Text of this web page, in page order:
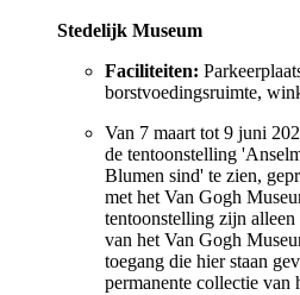
Stedelijk Museum
Faciliteiten:
borstvoedingsruimte,
Van 7 maart tot 9 juni
de tentoonstelling
Blumen sind' te zien,
met het Van Gogh
tentoonstelling zijn
van het Van Gogh
toegang die hier staan
permanente collectie van